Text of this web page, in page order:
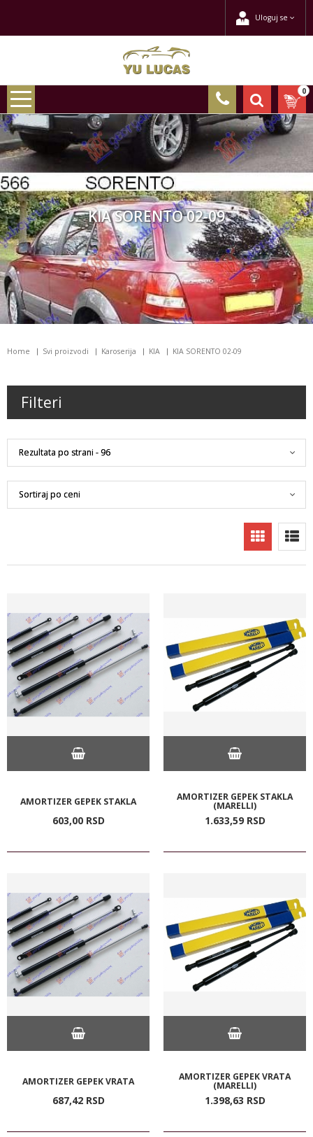
Uloguj se
0
KIA SORENTO 02-09
Home Svi proizvodi Karoserija KIA KIA SORENTO 02-09
Filteri
AMORTIZER GEPEK STAKLA
603,00 RSD
AMORTIZER GEPEK STAKLA
(MARELLI)
1.633,59 RSD
AMORTIZER GEPEK VRATA
687,42 RSD
AMORTIZER GEPEK VRATA
(MARELLI)
1.398,63 RSD